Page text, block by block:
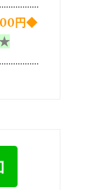
円◆
★